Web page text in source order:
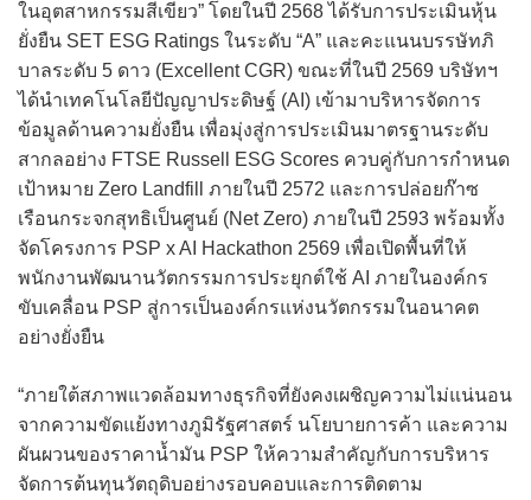
ในอุตสาหกรรมสีเขียว” โดยในปี 2568 ได้รับการประเมินหุ้น
ยั่งยืน SET ESG Ratings ในระดับ “A” และคะแนนบรรษัทภิ
บาลระดับ 5 ดาว (Excellent CGR) ขณะที่ในปี 2569 บริษัทฯ
ได้นำเทคโนโลยีปัญญาประดิษฐ์ (AI) เข้ามาบริหารจัดการ
ข้อมูลด้านความยั่งยืน เพื่อมุ่งสู่การประเมินมาตรฐานระดับ
สากลอย่าง FTSE Russell ESG Scores ควบคู่กับการกำหนด
เป้าหมาย Zero Landfill ภายในปี 2572 และการปล่อยก๊าซ
เรือนกระจกสุทธิเป็นศูนย์ (Net Zero) ภายในปี 2593 พร้อมทั้ง
จัดโครงการ PSP x AI Hackathon 2569 เพื่อเปิดพื้นที่ให้
พนักงานพัฒนานวัตกรรมการประยุกต์ใช้ AI ภายในองค์กร
ขับเคลื่อน PSP สู่การเป็นองค์กรแห่งนวัตกรรมในอนาคต
อย่างยั่งยืน
“ภายใต้สภาพแวดล้อมทางธุรกิจที่ยังคงเผชิญความไม่แน่นอน
จากความขัดแย้งทางภูมิรัฐศาสตร์ นโยบายการค้า และความ
ผันผวนของราคาน้ำมัน PSP ให้ความสำคัญกับการบริหาร
จัดการต้นทุนวัตถุดิบอย่างรอบคอบและการติดตาม